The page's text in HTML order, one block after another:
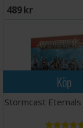
489 SEK
Köp
Stormcast Eternals